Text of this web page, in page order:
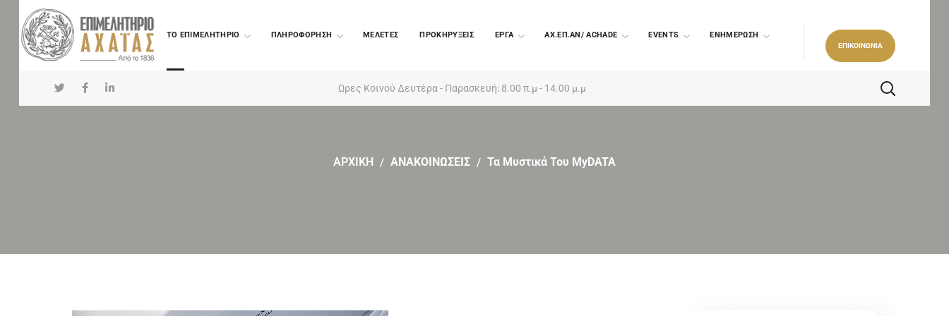
TO ΕΠΙΜΕΛΗΤΗΡΙΟ ΠΛΗΡΟΦΟΡΗΣΗ ΜΕΛΕΤΕΣ ΠΡΟΚΗΡΥΞΕΙΣ EΡΓΑ ΑΧ.ΕΠ.ΑΝ/ ACHADE EVENTS ΕΝΗΜΕΡΩΣΗ
ΕΠΙΚΟΙΝΩΝΙΑ
Ωρες Κοινού Δευτέρα - Παρασκευή: 8.00 π.μ - 14.00 μ.μ
ΑΡΧΙΚΗ ΑΝΑΚΟΙΝΩΣΕΙΣ Τα Μυστικά Του MyDATA